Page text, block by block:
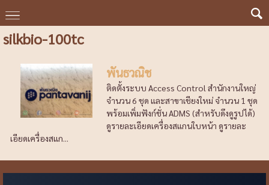
silkbio-100tc
พันธวณิช
ติดตั้งระบบ Access Control สำนักงานใหญ่
จำนวน 6 ชุด และสาขาเชียงใหม่ จำนวน 1 ชุด
พร้อมเพิ่มฟังก์ชั่น ADMS (สำหรับดึงดูรูปได้)
ดูรายละเอียดเครื่องสแกนใบหน้า ดูรายละ
เอียดเครื่องสแก...